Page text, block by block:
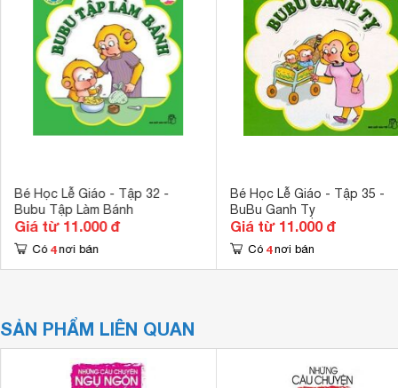
Bé Học Lễ Giáo - Tập 32 -
Bubu Tập Làm Bánh
Giá từ 11.000 đ
Có 4 nơi bán
Bé Học Lễ Giáo - Tập 35 -
BuBu Ganh Tỵ
Giá từ 11.000 đ
Có 4 nơi bán
SẢN PHẨM LIÊN QUAN